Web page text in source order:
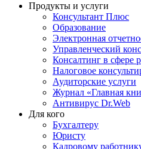
Продукты и услуги
Консультант Плюс
Образование
Электронная
Управленческий
Консалтинг в сфере
Налоговое
Аудиторские услуги
Журнал «Главная
Антивирус Dr.Web
Для кого
Бухгалтеру
Юристу
Кадровому